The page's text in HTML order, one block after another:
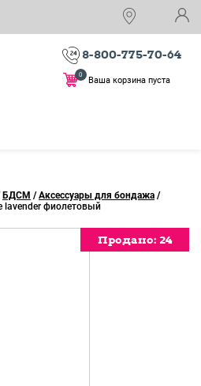
8-800-775-70-64
Ваша корзина пуста
0
БДСМ / Аксессуары для бондажа /
lavender фиолетовый
Продано: 24
Продано: 24
Продано: 24
Продано: 24